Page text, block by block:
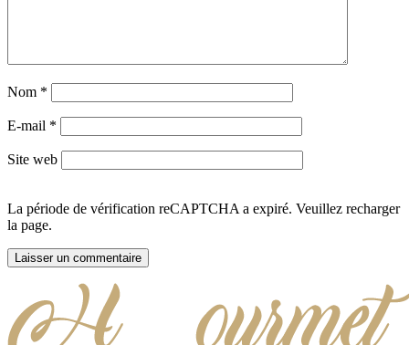
Nom *
E-mail *
Site web
La période de vérification reCAPTCHA a expiré. Veuillez recharger
la page.